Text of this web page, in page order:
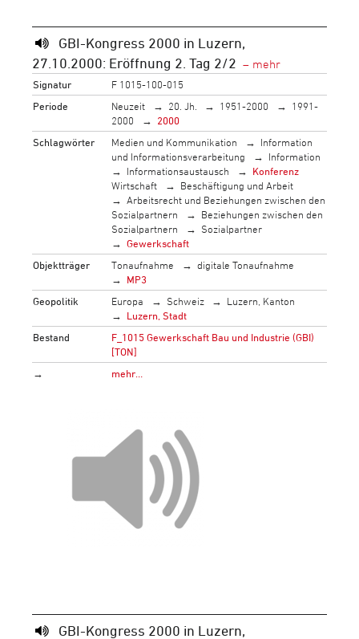
GBI-Kongress 2000 in Luzern,
27.10.2000: Eröffnung 2. Tag 2/2
Signatur
F 1015-100-015
Periode
Neuzeit 20. Jh. 1951-2000
1991-
2000
2000
Schlagwörter
Medien und Kommunikation
Information
und Informationsverarbeitung
Information
Informationsaustausch
Konferenz
Wirtschaft
Beschäftigung und Arbeit
Arbeitsrecht und Beziehungen zwischen den
Sozialpartnern
Beziehungen zwischen den
Sozialpartnern
Sozialpartner
Gewerkschaft
Objektträger
Tonaufnahme
digitale Tonaufnahme
MP3
Geopolitik
Europa Schweiz
Luzern, Kanton
Luzern, Stadt
Bestand
F_1015 Gewerkschaft Bau und Industrie (GBI)
[TON]
→
mehr…
GBI-Kongress 2000 in Luzern,